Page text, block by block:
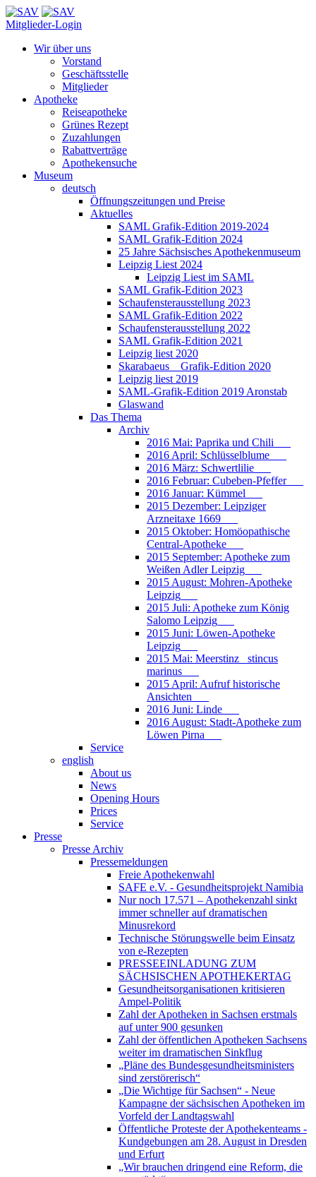
Mitglieder-Login
Wir über uns
Vorstand
Geschäftsstelle
Mitglieder
Apotheke
Reiseapotheke
Grünes Rezept
Zuzahlungen
Rabattverträge
Apothekensuche
Museum
deutsch
Öffnungszeitungen und Preise
Aktuelles
SAML Grafik-Edition 2019-2024
SAML Grafik-Edition 2024
25 Jahre Sächsisches Apothekenmuseum
Leipzig Liest 2024
Leipzig Liest im SAML
SAML Grafik-Edition 2023
Schaufensterausstellung 2023
SAML Grafik-Edition 2022
Schaufensterausstellung 2022
SAML Grafik-Edition 2021
Leipzig liest 2020
Skarabaeus _ Grafik-Edition 2020
Leipzig liest 2019
SAML-Grafik-Edition 2019 Aronstab
Glaswand
Das Thema
Archiv
2016 Mai: Paprika und Chili___
2016 April: Schlüsselblume___
2016 März: Schwertlilie___
2016 Februar: Cubeben-Pfeffer___
2016 Januar: Kümmel___
2015 Dezember: Leipziger
Arzneitaxe 1669___
2015 Oktober: Homöopathische
Central-Apotheke___
2015 September: Apotheke zum
Weißen Adler Leipzig___
2015 August: Mohren-Apotheke
Leipzig___
2015 Juli: Apotheke zum König
Salomo Leipzig___
2015 Juni: Löwen-Apotheke
Leipzig___
2015 Mai: Meerstinz_ stincus
marinus___
2015 April: Aufruf historische
Ansichten___
2016 Juni: Linde___
2016 August: Stadt-Apotheke zum
Löwen Pirna___
Service
english
About us
News
Opening Hours
Prices
Service
Presse
Presse Archiv
Pressemeldungen
Freie Apothekenwahl
SAFE e.V. - Gesundheitsprojekt Namibia
Nur noch 17.571 – Apothekenzahl sinkt
immer schneller auf dramatischen
Minusrekord
Technische Störungswelle beim Einsatz
von e-Rezepten
PRESSEEINLADUNG ZUM
SÄCHSISCHEN APOTHEKERTAG
Gesundheitsorganisationen kritisieren
Ampel-Politik
Zahl der Apotheken in Sachsen erstmals
auf unter 900 gesunken
Zahl der öffentlichen Apotheken Sachsens
weiter im dramatischen Sinkflug
„Pläne des Bundesgesundheitsministers
sind zerstörerisch“
„Die Wichtige für Sachsen“ - Neue
Kampagne der sächsischen Apotheken im
Vorfeld der Landtagswahl
Öffentliche Proteste der Apothekenteams -
Kundgebungen am 28. August in Dresden
und Erfurt
„Wir brauchen dringend eine Reform, die